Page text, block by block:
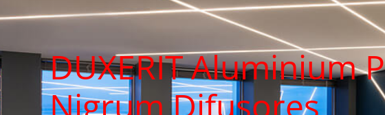
DUXERIT Aluminium
Nigrum Difusores